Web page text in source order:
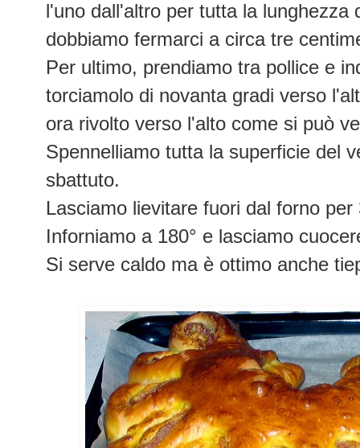
l'uno dall'altro per tutta la lunghezza
dobbiamo fermarci a circa tre
Per ultimo, prendiamo tra pollice e
torciamolo di novanta gradi verso
ora rivolto verso l'alto come si può
Spennelliamo tutta la superficie del
sbattuto.
Lasciamo lievitare fuori dal forno per
Inforniamo a 180° e lasciamo
Si serve caldo ma è ottimo anche